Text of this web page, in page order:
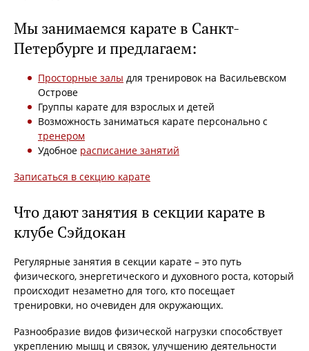
Мы занимаемся карате в Санкт-
Петербурге и предлагаем:
Просторные залы для тренировок на Васильевском
Острове
Группы карате для взрослых и детей
Возможность заниматься карате персонально с
тренером
Удобное расписание занятий
Записаться в секцию карате
Что дают занятия в секции карате в
клубе Сэйдокан
Регулярные занятия в секции карате – это путь
физического, энергетического и духовного роста, который
происходит незаметно для того, кто посещает
тренировки, но очевиден для окружающих.
Разнообразие видов физической нагрузки способствует
укреплению мышц и связок, улучшению деятельности